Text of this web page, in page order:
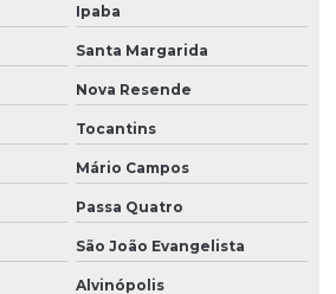
Ipaba
Santa Margarida
Nova Resende
Tocantins
Mário Campos
Passa Quatro
São João Evangelista
Alvinópolis